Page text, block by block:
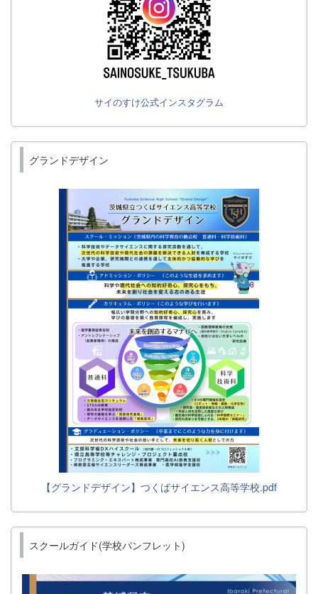
サイのすけ公式インスタグラム
グランドデザイン
【グランドデザイン】つくばサイエンス高等学校.pdf
スクールガイド(学校パンフレット)